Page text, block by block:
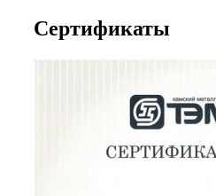
Сертификаты